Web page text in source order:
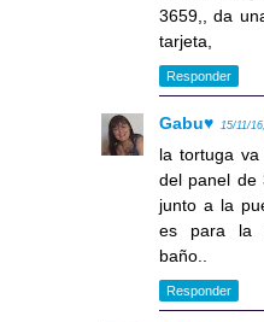
3659,, da
tarjeta,
Responder
Gabu♥ 15/11/
la tortuga
del panel de
junto a la
es para la
baño..
Responder